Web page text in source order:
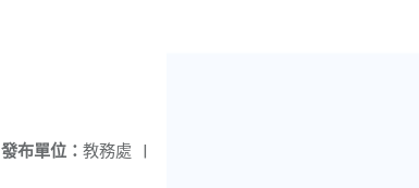
發布單位： 教務處 |